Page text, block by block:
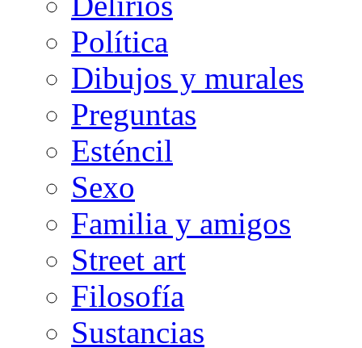
Política
Dibujos y murales
Preguntas
Esténcil
Sexo
Familia y amigos
Street art
Filosofía
Sustancias